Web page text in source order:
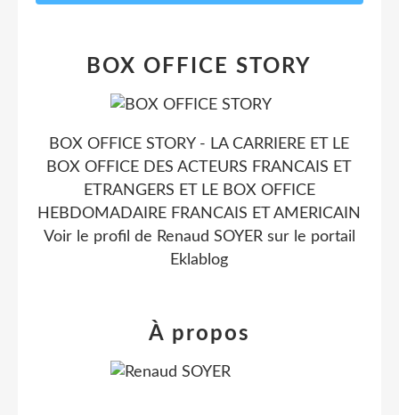
BOX OFFICE STORY
BOX OFFICE STORY - LA CARRIERE ET LE
BOX OFFICE DES ACTEURS FRANCAIS ET
ETRANGERS ET LE BOX OFFICE
HEBDOMADAIRE FRANCAIS ET AMERICAIN
Voir le profil de Renaud SOYER sur le portail
Eklablog
À propos